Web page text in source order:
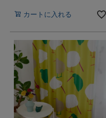
カートに入れる